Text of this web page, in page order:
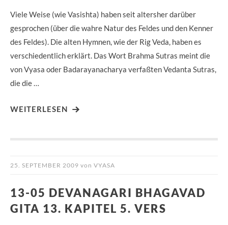
Viele Weise (wie Vasishta) haben seit altersher darüber
gesprochen (über die wahre Natur des Feldes und den Kenner
des Feldes). Die alten Hymnen, wie der Rig Veda, haben es
verschiedentlich erklärt. Das Wort Brahma Sutras meint die
von Vyasa oder Badarayanacharya verfaßten Vedanta Sutras,
die die …
WEITERLESEN
25. SEPTEMBER 2009 von VYASA
13-05 DEVANAGARI BHAGAVAD
GITA 13. KAPITEL 5. VERS